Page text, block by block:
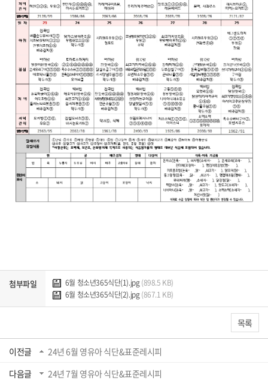
첨부파일 6월 청소년365식단(1).jpg(898.5 KB)
6월 청소년365식단(2).jpg(867.1 KB)
목록
이전글
24년 6월 영유아 식단&표준레시피
다음글
24년 7월 영유아 식단&표준레시피